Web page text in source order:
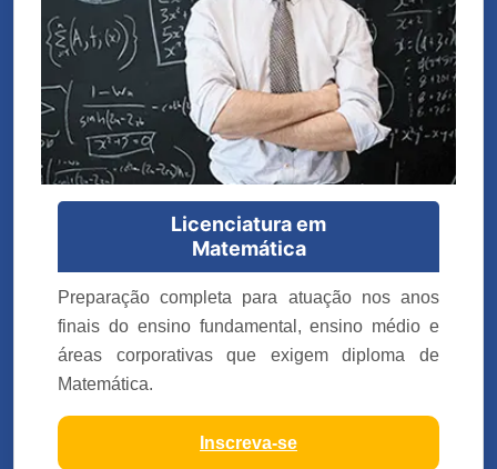
Licenciatura em
Matemática
Preparação completa para atuação nos anos
finais do ensino fundamental, ensino médio e
áreas corporativas que exigem diploma de
Matemática.
Inscreva-se